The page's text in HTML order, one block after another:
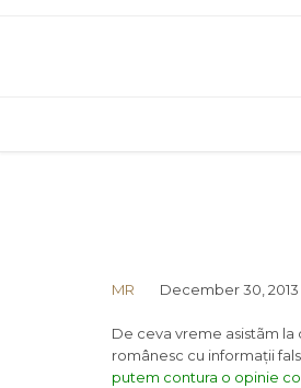
MR December 30, 2013
De ceva vreme asistãm
românesc cu informații
putem contura o opinie